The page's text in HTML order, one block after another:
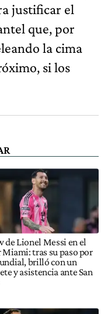
justificar el
que, por
la cima
si los
de Lionel Messi en el
tras su paso por
brilló con un
y asistencia ante San